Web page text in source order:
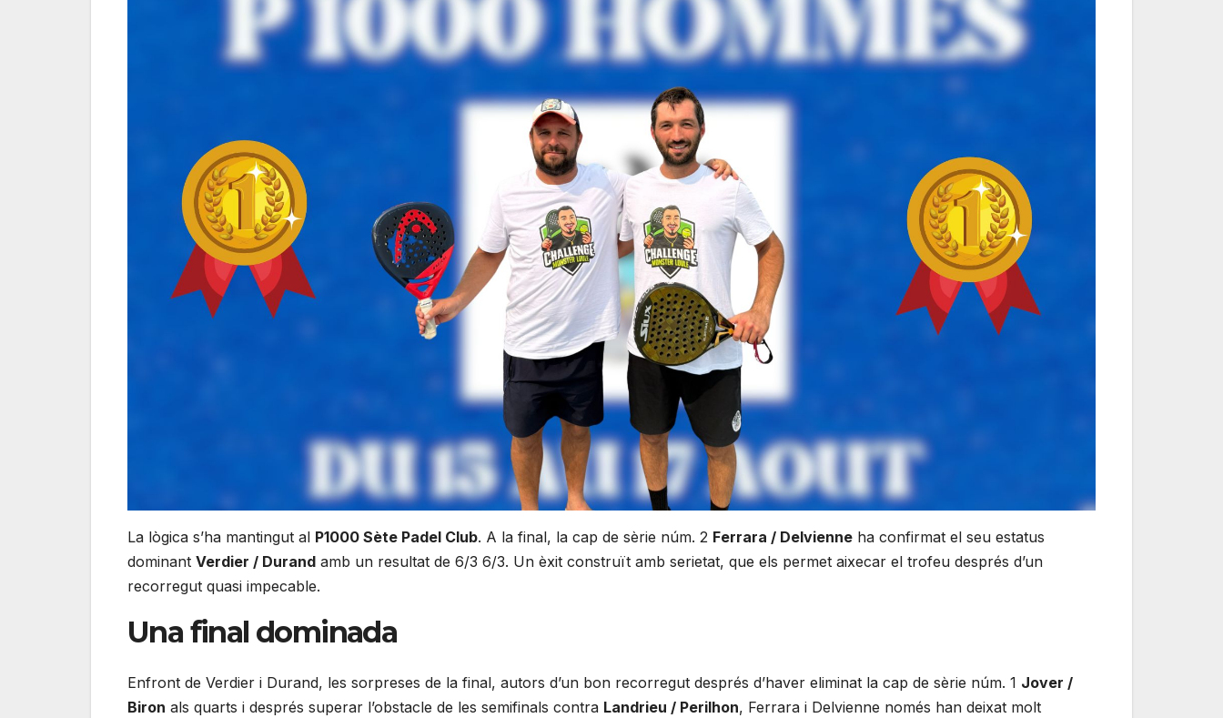
La lògica s’ha mantingut al P1000 Sète Padel Club. A la final, la cap de sèrie núm. 2 Ferrara / Delvienne ha confirmat el seu estatus
dominant Verdier / Durand amb un resultat de 6/3 6/3. Un èxit construït amb serietat, que els permet aixecar el trofeu després d’un
recorregut quasi impecable.
Una final dominada
Enfront de Verdier i Durand, les sorpreses de la final, autors d’un bon recorregut després d’haver eliminat la cap de sèrie núm. 1 Jover /
Biron als quarts i després superar l’obstacle de les semifinals contra Landrieu / Perilhon, Ferrara i Delvienne només han deixat molt